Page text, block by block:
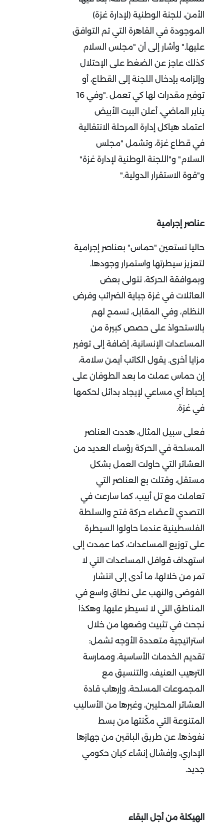
الأمن، للجنة الوطنية (لإدارة غزة)
الموجودة في القاهرة التي تم التوافق
عليها". وأشار إلى أن "مجلس السلام
كذلك عاجز عن الضغط على الإحتلال
وإلزامه بإدخال اللجنة إلى القطاع، أو
توفير مقدرات لها كي تعمل ".
وفي 16
يناير الماضي، أعلن البيت الأبيض
اعتماد هياكل إدارة المرحلة الانتقالية
في قطاع غزة، وتشمل "مجلس
السلام" و"اللجنة الوطنية لإدارة غزة"
و"قوة الاستقرار الدولية".
عناصر إجرامية
حاليا تستعين "حماس" بعناصر إجرامية
لتعزيز سيطرتها واستمرار وجودها.
وبموافقة الحركة، تتولى بعض
العائلات في غزة جباية الضرائب وفرض
النظام، وفي المقابل، تسمح لهم
بالاستحواذ على حصص كبيرة من
المساعدات الإنسانية، إضافة إلى توفير
مزايا أخرى. يقول الكاتب أيمن سلامة،
إن حماس عملت ما بعد الطوفان على
إحباط أي مساعي لإيجاد بدائل لحكمها
في غزة.
فعلى سبيل المثال، هددت العناصر
المسلحة في الحركة رؤساء العديد من
العشائر التي حاولت العمل بشكل
مستقل، وقتلت بع العناصر التي
تعاملت مع تل أبيب، كما سارعت في
التصدي لأعضاء حركة فتح والسلطة
الفلسطينية عندما حاولوا السيطرة
على توزيع المساعدات، كما عمدت إلى
استهداف قوافل المساعدات التي لا
تمر من خلالها، ما أدى إلى انتشار
الفوضى والنهب على نطاق واسع في
المناطق التي لا تسيطر عليها. وهكذا
نجحت في تثبيت وضعها من خلال
استراتيجية متعددة الأوجه تشمل:
تقديم الخدمات الأساسية، وممارسة
الترهيب العنيف، والتنسيق مع
المجموعات المسلحة، وإرهاب قادة
العشائر المحليين، وغيرها من الأساليب
المتنوعة التي مكّنتها من بسط
نفوذها، عن طريق الباقين من جهازها
الإداري، وإفشال إنشاء كيان حكومي
جديد.
الهيكلة من أجل البقاء